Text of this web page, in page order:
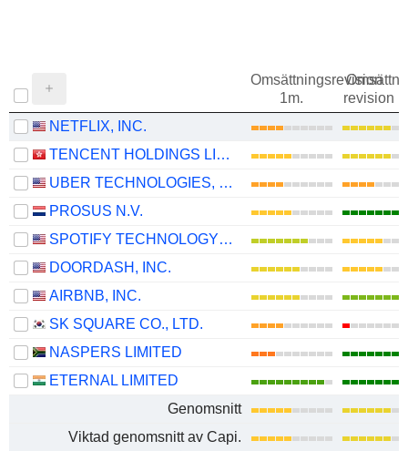
Omsättningsrevision
1m.
revision
NETFLIX, INC.
TENCENT HOLDINGS LIMITED
UBER TECHNOLOGIES, INC.
PROSUS N.V.
SPOTIFY TECHNOLOGY S.A.
DOORDASH, INC.
AIRBNB, INC.
SK SQUARE CO., LTD.
NASPERS LIMITED
ETERNAL LIMITED
Genomsnitt
Viktad genomsnitt av Capi.